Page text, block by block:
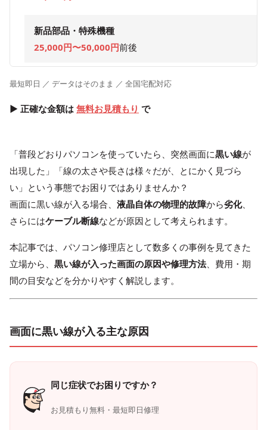
新品部品・特殊機種
25,000円〜50,000円前後
最短即日 ／ データはそのまま ／ 全国宅配対応
▶ 正確な金額は 無料お見積もり で
「普段どおりパソコンを使っていたら、突然画面に黒い線が
出現した」「線の太さや長さは様々だが、とにかく見づら
い」という事態でお困りではありませんか？
画面に黒い線が入る場合、 液晶自体の物理的故障から劣化、
さらにはケーブル断線などが原因として考えられます。
本記事では、パソコン修理店として数多くの事例を見てきた
立場から、 黒い線が入った画面の原因や修理方法、費用・期
間の目安などを分かりやすく解説します。
画面に黒い線が入る主な原因
同じ症状でお困りですか？
お見積もり無料・最短即日修理